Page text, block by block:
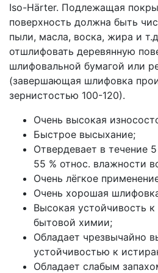
Iso-Härter. Подлежащая
поверхность должна быть
пыли, масла, воска, жира и
отшлифовать деревянную
шлифовальной бумагой или
(завершающая шлифовка
зернистостью 100-120).
Очень высокая
Быстрое высыхание;
Отвердевает в течение
55 % относ. влажности
Очень лёгкое
Очень хорошая
Высокая устойчивость
бытовой химии;
Обладает чрезвычайно
устойчивостью к
Обладает слабым